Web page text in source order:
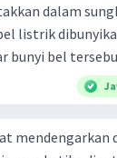
dalam
listrik
bunyi bel
mendengarkan